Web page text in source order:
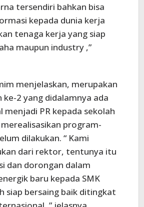
tersendiri bahkan bisa
kepada dunia kerja
tenaga kerja yang siap
maupun industry ,”
menjelaskan, merupakan
2 yang didalamnya ada
menjadi PR kepada sekolah
merealisasikan program-
dilakukan. “ Kami
dari rektor, tentunya itu
dan dorongan dalam
baru kepada SMK
siap bersaing baik ditingkat